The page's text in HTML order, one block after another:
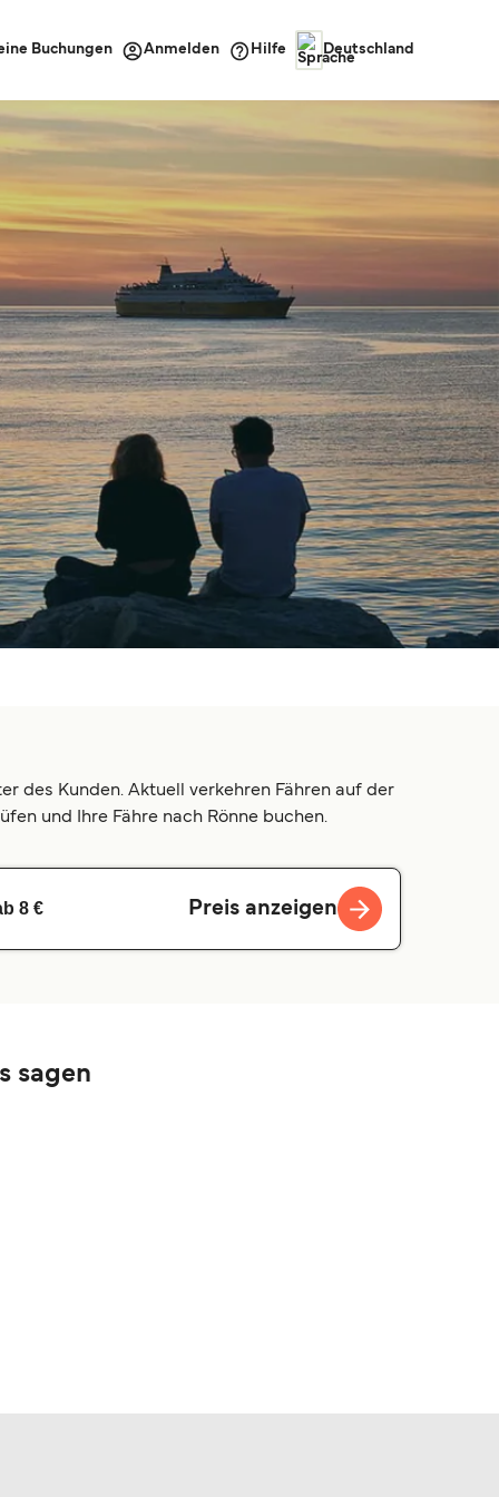
Buchungen Anmelden Hilfe Deutschland
des Kunden. Aktuell verkehren Fähren auf der
und Ihre Fähre nach Rönne buchen.
8 € Preis anzeigen
sagen